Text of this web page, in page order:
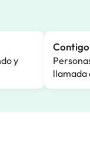
y
Contigo
llamada